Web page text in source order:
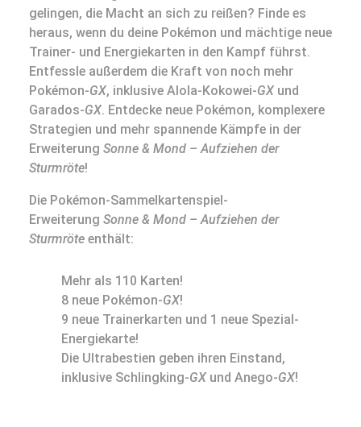
gelingen, die Macht an sich zu reißen? Finde es
heraus, wenn du deine Pokémon und mächtige neue
Trainer- und Energiekarten in den Kampf führst.
Entfessle außerdem die Kraft von noch mehr
Pokémon-GX, inklusive Alola-Kokowei-GX und
Garados-GX. Entdecke neue Pokémon, komplexere
Strategien und mehr spannende Kämpfe in der
Erweiterung Sonne & Mond – Aufziehen der
Sturmröte!
Die Pokémon-Sammelkartenspiel-
Erweiterung Sonne & Mond – Aufziehen der
Sturmröte enthält:
Mehr als 110 Karten!
8 neue Pokémon-GX!
9 neue Trainerkarten und 1 neue Spezial-
Energiekarte!
Die Ultrabestien geben ihren Einstand,
inklusive Schlingking-GX und Anego-GX!